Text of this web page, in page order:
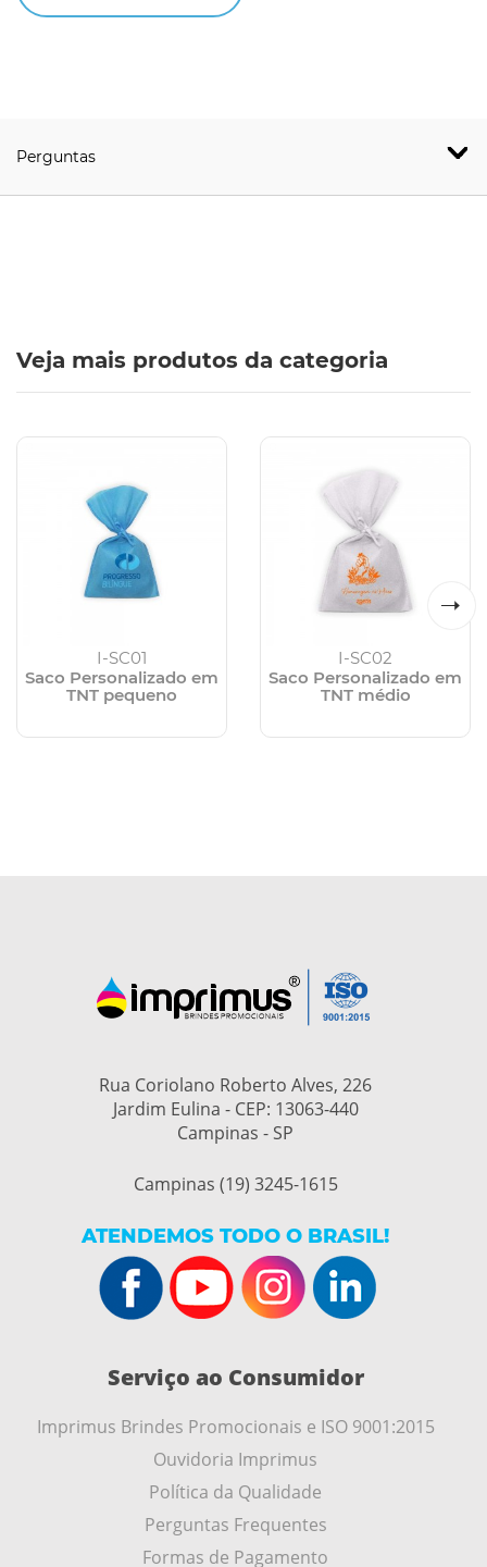
Perguntas
Veja mais produtos da categoria
I-SC01
Saco Personalizado em
TNT pequeno
I-SC02
Saco Personalizado em
TNT médio
Rua Coriolano Roberto Alves, 226
Jardim Eulina - CEP: 13063-440
Campinas - SP
Campinas (19) 3245-1615
ATENDEMOS TODO O BRASIL!
Serviço ao Consumidor
Imprimus Brindes Promocionais e ISO 9001:2015
Ouvidoria Imprimus
Política da Qualidade
Perguntas Frequentes
Formas de Pagamento